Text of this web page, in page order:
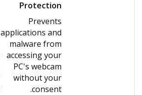
Protection
Prevents
applications and
malware from
accessing your
PC's webcam
without your
consent.